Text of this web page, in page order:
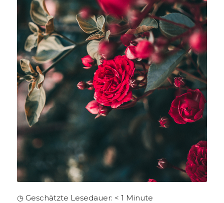
◷ Geschätzte Lesedauer: < 1 Minute